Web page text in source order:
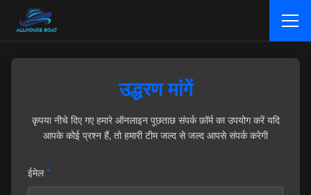
उद्धरण मांगें
कृपया नीचे दिए गए हमारे ऑनलाइन पूछताछ संपर्क फ़ॉर्म का उपयोग करें यदि
आपके कोई प्रश्न हैं, तो हमारी टीम जल्द से जल्द आपसे संपर्क करेगी
ईमेल *